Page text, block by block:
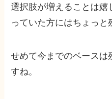
選択肢が増えることは嬉
っていた方にはちょっと
せめて今までのベース
すね。